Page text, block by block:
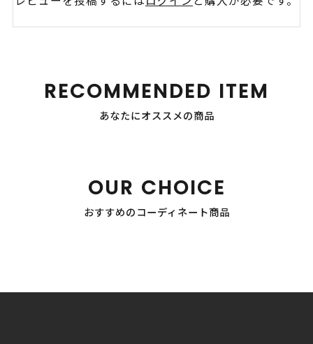
RECOMMENDED ITEM
あなたにオススメの商品
OUR CHOICE
おすすめのコーディネート商品